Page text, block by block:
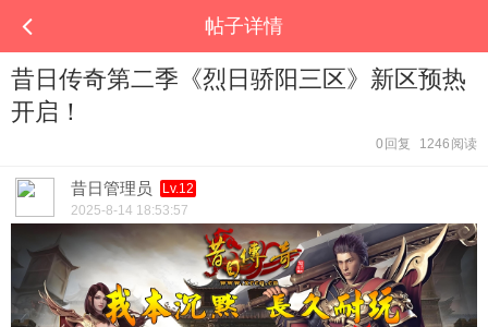
帖子详情
昔日传奇第二季《烈日骄阳三区》新区预热
开启！
0 回复 1246 阅读
昔日管理员
Lv.12
2025-8-14 18:53:57